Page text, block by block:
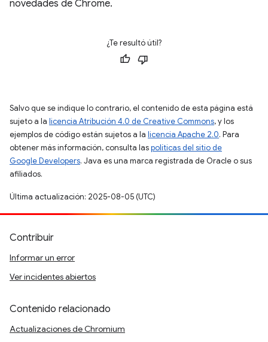
novedades de Chrome.
¿Te resultó útil?
Salvo que se indique lo contrario, el contenido de esta página está
sujeto a la licencia Atribución 4.0 de Creative Commons, y los
ejemplos de código están sujetos a la licencia Apache 2.0. Para
obtener más información, consulta laspolíticas del sitio de
Google Developers. Java es una marca registrada de Oracle o sus
afiliados.
Última actualización: 2025-08-05 (UTC)
Contribuir
Informar un error
Ver incidentes abiertos
Contenido relacionado
Actualizaciones de Chromium